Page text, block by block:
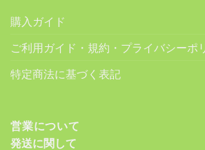
購入ガイド
ご利用ガイド・規約・プライバシーポ
特定商法に基づく表記
営業について
発送に関して